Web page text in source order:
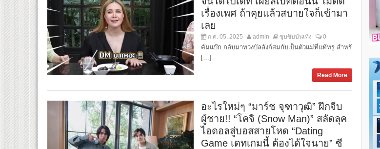
เรื่องเพศ ถ้าคุยแล้วสบายใจก็เข้ามา
เลย
ก.ค. 05, 2025 admin ซุบซิบบันเทิง 0
คัมแบ๊ก กลับมาทวงบัลลังก์สมกับเป็นตัวแม่ที่แท้ทรู สำหรั
[…]
Read More
อะไรใหม่ๆ “มาร์ช จุฑาวุฒิ” ฝึกจีบ
ผู้ชาย!! “โคจิ (Snow Man)” สลัดลุค
ไอดอลสู่บอสสายโหด “Dating
Game เดทเกมนี้ ต้องได้ใจนาย” ซี